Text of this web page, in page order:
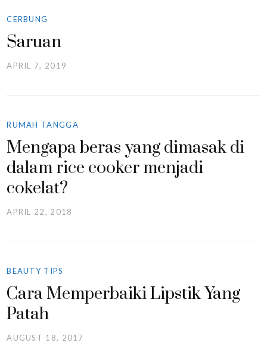
CERBUNG
Saruan
APRIL 7, 2019
RUMAH TANGGA
Mengapa beras yang dimasak di
dalam rice cooker menjadi
cokelat?
APRIL 22, 2018
BEAUTY TIPS
Cara Memperbaiki Lipstik Yang
Patah
AUGUST 18, 2017